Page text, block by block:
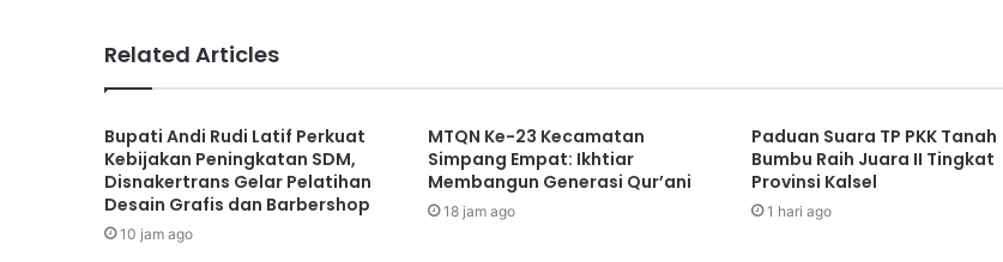
Related Articles
Bupati Andi Rudi Latif Perkuat
Kebijakan Peningkatan SDM,
Disnakertrans Gelar Pelatihan
Desain Grafis dan Barbershop
10 jam ago
MTQN Ke-23 Kecamatan
Simpang Empat: Ikhtiar
Membangun Generasi Qur’ani
18 jam ago
Paduan Suara TP PKK Tanah
Bumbu Raih Juara II Tingkat
Provinsi Kalsel
1 hari ago